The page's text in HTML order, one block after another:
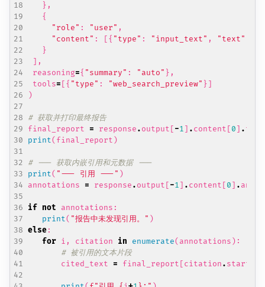
},
{
"role" : "user" ,
"content" : [{ "type" : "input_text" , "text"
}
],
reasoning={ "summary" : "auto" },
tools= [{ "type" : "web_search_preview" }]
)
# 获取并打印最终报告
final_report
= response.output [-1] .content [0] .text
print( final_report )
# --- 获取内嵌引用和元数据 ---
print( "--- 引用 ---" )
annotations
= response.output [-1] .content [0] .
if not annotations :
print( "报告中未发现引用。" )
else:
for i , citation in enumerate( annotations ):
# 被引用的文本片段
cited_text
= final_report [citation.